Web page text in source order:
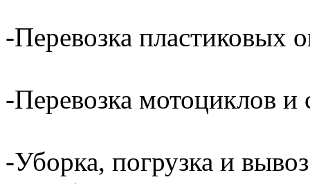
-Перевозка пластиковых
-Перевозка мотоциклов и
-Уборка, погрузка и